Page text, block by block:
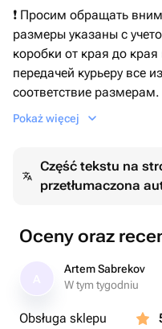
❗️ Просим обращать
размеры указаны с
коробки от края до
передачей курьеру все
соответствие размерам. 🌸 Уважаемые клиенты, не
нужно пытаться понять
состав и дизайн
этого каждую
понимание. Для того, чтобы продлить свежесть
композиции, собранной
мы рекомендуем Вам:
корзины/ящика/
водой его необходимо
Pokaż więcej
Część tekstu na
przetłumaczona
Oceny oraz
Artem Sabrekov
W tym tygodniu
Obsługa sklepu